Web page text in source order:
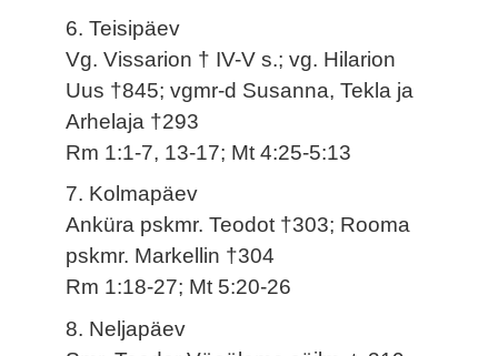
6. Teisipäev
Vg. Vissarion † IV-V s.; vg. Hilarion
Uus †845; vgmr-d Susanna, Tekla ja
Arhelaja †293
Rm 1:1-7, 13-17; Mt 4:25-5:13
7. Kolmapäev
Anküra pskmr. Teodot †303; Rooma
pskmr. Markellin †304
Rm 1:18-27; Mt 5:20-26
8. Neljapäev